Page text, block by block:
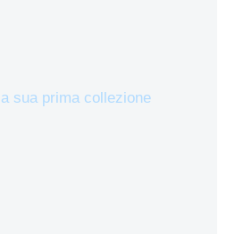
sua prima collezione